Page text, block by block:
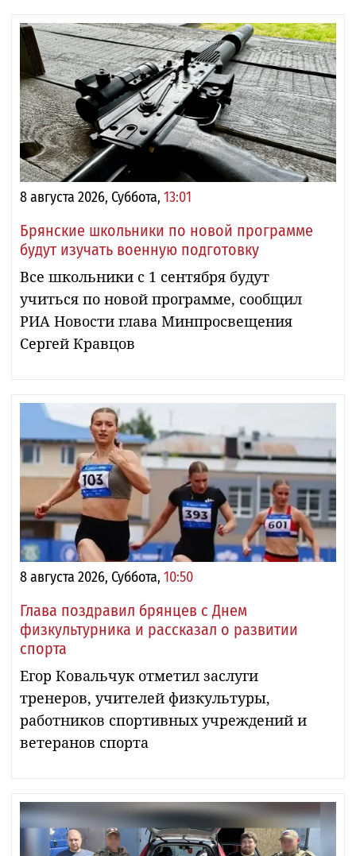
8 августа 2026, Суббота, 13:01
Брянские школьники по новой программе
будут изучать военную подготовку
Все школьники с 1 сентября будут
учиться по новой программе, сообщил
РИА Новости глава Минпросвещения
Сергей Кравцов
8 августа 2026, Суббота, 10:50
Глава поздравил брянцев с Днем
физкультурника и рассказал о развитии
спорта
Егор Ковальчук отметил заслуги
тренеров, учителей физкультуры,
работников спортивных учреждений и
ветеранов спорта